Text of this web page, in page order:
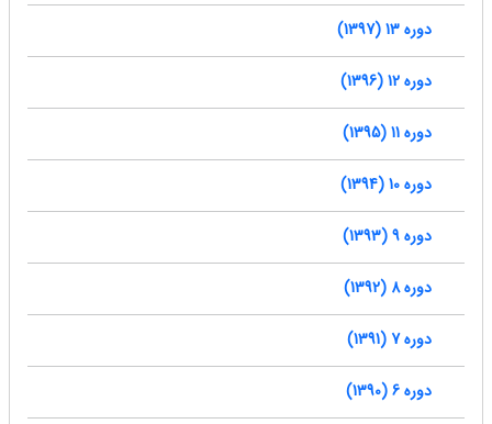
دوره 13 (1397)
دوره 12 (1396)
دوره 11 (1395)
دوره 10 (1394)
دوره 9 (1393)
دوره 8 (1392)
دوره 7 (1391)
دوره 6 (1390)